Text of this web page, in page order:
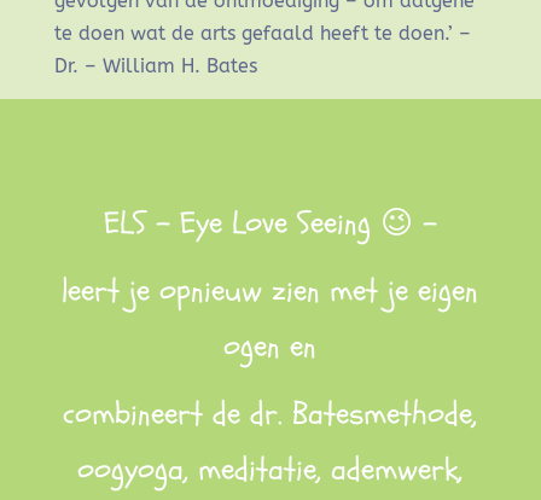
te doen wat de arts gefaald heeft te doen.’ –
Dr. – William H. Bates
ELS – Eye Love Seeing 😉 –
leert je opnieuw zien met je eigen
ogen en
combineert de dr. Batesmethode,
oogyoga, meditatie, ademwerk,